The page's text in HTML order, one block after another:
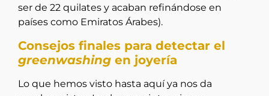
ser de 22 quilates y acaban refinándose en
países como Emiratos Árabes).
Consejos finales para detectar el
greenwashing en joyería
Lo que hemos visto hasta aquí ya nos da